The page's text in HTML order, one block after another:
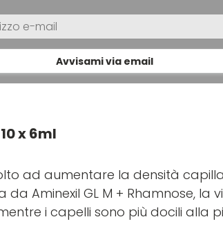
Avvisami via email
x 6ml
ad aumentare la densità
Aminexil GL M + Rhamnose, la
i capelli sono più docili alla